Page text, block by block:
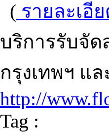
( รายละเอี
บริการรับจัด
กรุงเทพฯ แ
http://
Tag :